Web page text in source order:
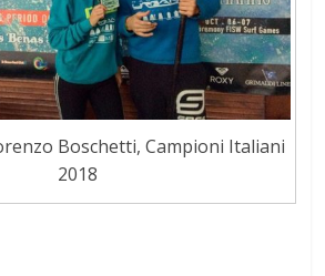
Boschetti, Campioni Italiani
2018